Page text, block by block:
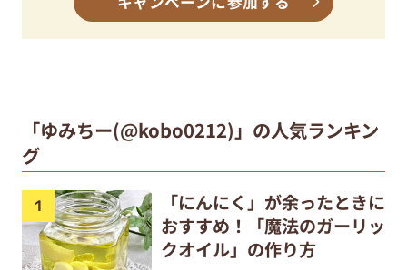
「ゆみちー(@kobo0212)」の人気ランキン
グ
「にんにく」が余ったときに
おすすめ！「魔法のガーリッ
クオイル」の作り方